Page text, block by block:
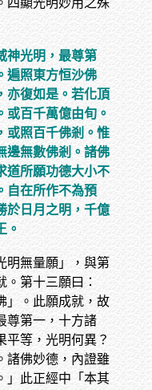
四顯光明妙用之殊
神光明，最尊第
遍照東方恒沙佛
亦復如是。若化頂
或百千萬億由旬。
或照百千佛剎。惟
邊無數佛剎。諸佛
道所願功德大小不
自在所作不為預
於日月之明，千億
。
明無量願」，與第
。第十三願曰：
」。此願成就，故
尊第一，十方諸
平等，光明何異？
諸佛妙德，內證雖
」此正經中「本其